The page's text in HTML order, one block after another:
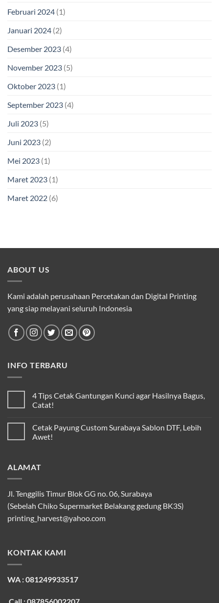
Februari 2024 (1)
Januari 2024 (2)
Desember 2023 (4)
November 2023 (5)
Oktober 2023 (1)
September 2023 (4)
Juli 2023 (5)
Juni 2023 (2)
Mei 2023 (1)
Maret 2023 (1)
Maret 2022 (6)
ABOUT US
Kami adalah perusahaan Percetakan dan Digital Printing
yang siap melayani seluruh Indonesia
INFO TERBARU
4 Tips Cetak Gantungan Kunci agar Hasilnya Bagus,
Catat!
Cetak Payung Custom Surabaya Sablon DTF, Lebih
Awet!
ALAMAT
Jl. Tenggilis Timur Blok GG no. 06, Surabaya
(Sebelah Chiko Supermarket Belakang gedung BK3S)
printing_harvest@yahoo.com
KONTAK KAMI
WA : 081249933517